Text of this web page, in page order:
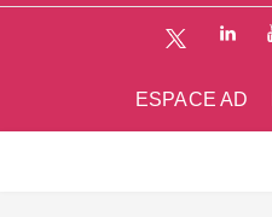
ESPACE AD